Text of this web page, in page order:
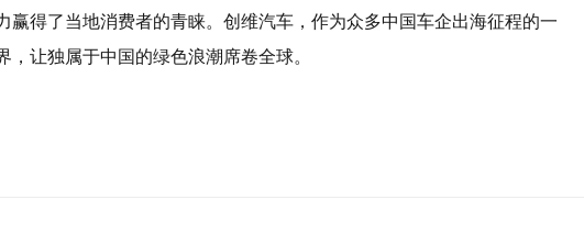
赢得了当地消费者的青睐。创维汽车，作为众多中国车企出海征程的一
让独属于中国的绿色浪潮席卷全球。